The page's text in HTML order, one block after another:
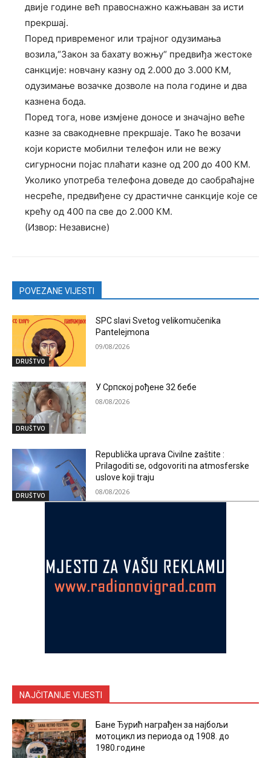
двије године већ правоснажно кажњаван за исти
прекршај.
Поред привременог или трајног одузимања
возила,“Закон за бахату вожњу“ предвиђа жестоке
санкције: новчану казну од 2.000 до 3.000 КМ,
одузимање возачке дозволе на пола године и два
казнена бода.
Поред тога, нове измјене доносе и значајно веће
казне за свакодневне прекршаје. Тако ће возачи
који користе мобилни телефон или не вежу
сигурносни појас плаћати казне од 200 до 400 КМ.
Уколико употреба телефона доведе до саобраћајне
несреће, предвиђене су драстичне санкције које се
крећу од 400 па све до 2.000 КМ.
(Извор: Независне)
POVEZANE VIJESTI
DRUŠTVO
SPC slavi Svetog velikomučenika
Pantelejmona
09/08/2026
DRUŠTVO
У Српској рођене 32 бебе
08/08/2026
DRUŠTVO
Republička uprava Civilne zaštite :
Prilagoditi se, odgovoriti na atmosferske
uslove koji traju
08/08/2026
NAJČITANIJE VIJESTI
Бане Ђурић награђен за најбољи
мотоцикл из периода од 1908. до
1980.године